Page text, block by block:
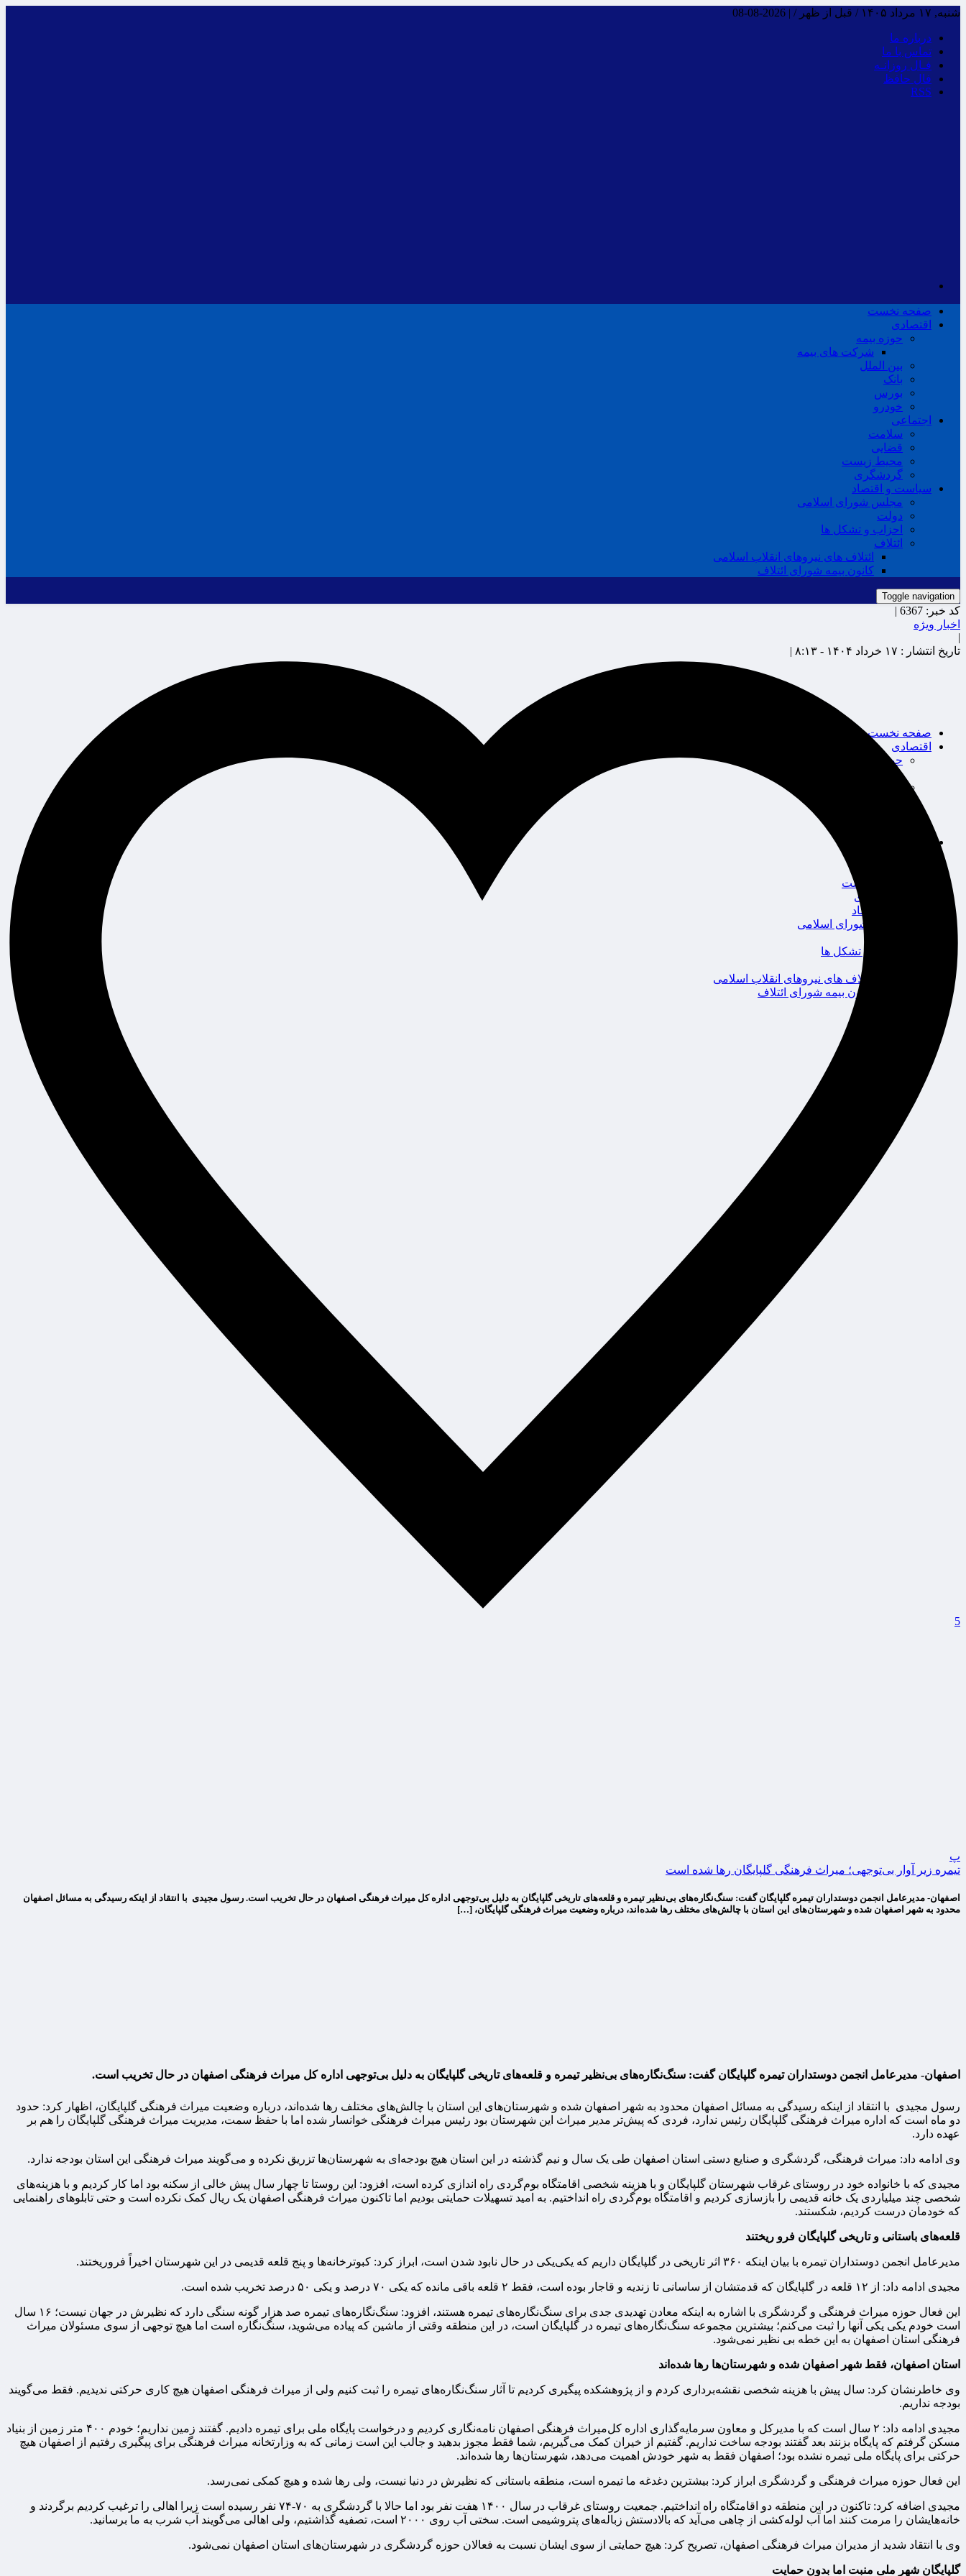
شنبه, ۱۷ مرداد ۱۴۰۵ / قبل از ظهر / |
2026-08-08
درباره ما
تماس با ما
فـال روزانـه
فال حافظ
RSS
صفحه نخست
اقتصادی
حوزه بیمه
شرکت های بیمه
بین الملل
بانک
بورس
خودرو
اجتماعی
سلامت
قضایی
محیط زیست
گردشگری
سیاست و اقتصاد
مجلس شورای اسلامی
دولت
احزاب و تشکل ها
ائتلاف
ائتلاف های نیروهای انقلاب اسلامی
کانون بیمه شورای ائتلاف
Toggle navigation
صفحه نخست
اقتصادی
حوزه بیمه
محیط زیست
گردشگری
سیاست و اقتصاد
مجلس شورای اسلامی
احزاب و تشکل ها
ائتلاف های نیروهای انقلاب اسلامی
کانون بیمه شورای ائتلاف
کد خبر: 6367 |
اخبار ویژه
|
تاریخ انتشار : ۱۷ خرداد ۱۴۰۴ - ۸:۱۳ |
5
پ
تیمره زیر آوار بی‌توجهی؛ میراث فرهنگی گلپایگان رها شده است
اصفهان- مدیرعامل انجمن دوستداران تیمره گلپایگان گفت: سنگ‌نگاره‌های بی‌نظیر تیمره و قلعه‌های تاریخی گلپایگان به دلیل بی‌توجهی اداره کل میراث فرهنگی اصفهان در حال تخریب‌ است. رسول مجیدی با انتقاد از اینکه رسیدگی به مسائل اصفهان
محدود به شهر اصفهان شده و شهرستان‌های این استان با چالش‌های مختلف رها شده‌اند، درباره وضعیت میراث فرهنگی گلپایگان، […]
اصفهان- مدیرعامل انجمن دوستداران تیمره گلپایگان گفت: سنگ‌نگاره‌های بی‌نظیر تیمره و قلعه‌های تاریخی گلپایگان به دلیل بی‌توجهی اداره کل میراث فرهنگی اصفهان در حال تخریب‌ است.
رسول مجیدی با انتقاد از اینکه رسیدگی به مسائل اصفهان محدود به شهر اصفهان شده و شهرستان‌های این استان با چالش‌های مختلف رها شده‌اند، درباره وضعیت میراث فرهنگی گلپایگان، اظهار کرد: حدود
دو ماه است که اداره میراث فرهنگی گلپایگان رئیس ندارد، فردی که پیش‌تر مدیر میراث این شهرستان بود رئیس میراث فرهنگی خوانسار شده اما با حفظ سمت، مدیریت میراث فرهنگی گلپایگان را هم بر
عهده دارد.‌
وی ادامه داد: میراث فرهنگی، گردشگری و صنایع دستی استان اصفهان طی یک سال و نیم گذشته در این استان هیچ بودجه‌ای به شهرستان‌ها تزریق نکرده و می‌گویند میراث فرهنگی این استان بودجه ندارد.
مجیدی که با خانواده خود در روستای غرقاب شهرستان گلپایگان و با هزینه شخصی اقامتگاه بوم‌گردی راه اندازی کرده است، افزود: این روستا تا چهار سال پیش خالی از سکنه بود اما کار کردیم و با هزینه‌های
شخصی چند میلیاردی یک خانه قدیمی را بازسازی کردیم و اقامتگاه بوم‌گردی راه انداختیم. به امید تسهیلات حمایتی بودیم اما تاکنون میراث فرهنگی اصفهان یک ریال کمک نکرده است و حتی تابلوهای راهنمایی
که خودمان درست کردیم، شکستند.
قلعه‌های باستانی و تاریخی گلپایگان فرو ریختند
مدیرعامل انجمن دوستداران تیمره با بیان اینکه ۳۶۰ اثر تاریخی در گلپایگان داریم که یکی‌یکی در حال نابود شدن است، ابراز کرد: کبوترخانه‌ها و پنج قلعه قدیمی در این شهرستان اخیراً فروریختند.
مجیدی ادامه داد: از ۱۲ قلعه در گلپایگان که قدمتشان از ساسانی تا زندیه و قاجار بوده است، فقط ۲ قلعه باقی مانده که یکی ۷۰ درصد و یکی ۵۰ درصد تخریب شده است.
این فعال حوزه میراث فرهنگی و گردشگری با اشاره به اینکه معادن تهدیدی جدی برای سنگ‌نگاره‌های تیمره هستند، افزود: سنگ‌نگاره‌های تیمره صد هزار گونه سنگی دارد که نظیرش در جهان نیست؛ ۱۶ سال
است خودم یکی یکی آنها را ثبت می‌کنم؛ بیشترین مجموعه سنگ‌نگاره‌های تیمره در گلپایگان است، در این منطقه وقتی از ماشین که پیاده می‌شوید، سنگ‌نگاره است اما هیچ توجهی از سوی مسئولان میراث
فرهنگی استان اصفهان به این خطه بی نظیر نمی‌شود.
استان اصفهان، فقط شهر اصفهان شده و شهرستان‌ها رها شده‌اند
وی خاطرنشان کرد: سال پیش با هزینه شخصی نقشه‌برداری کردم و از پژوهشکده پیگیری کردیم تا آثار سنگ‌نگاره‌های تیمره را ثبت کنیم ولی از میراث فرهنگی اصفهان هیچ کاری حرکتی ندیدیم. فقط می‌گویند
بودجه نداریم.
مجیدی ادامه داد: ۲ سال است که با مدیرکل و معاون سرمایه‌گذاری اداره کل‌میراث فرهنگی اصفهان نامه‌نگاری کردیم و درخواست پایگاه ملی برای تیمره دادیم. گفتند زمین نداریم؛ خودم ۴۰۰ متر زمین از بنیاد
مسکن گرفتم که پایگاه بزنند بعد گفتند بودجه ساخت نداریم. گفتیم از خیران کمک می‌گیریم، شما فقط مجوز بدهید و جالب این است زمانی که به وزارتخانه میراث فرهنگی برای پیگیری رفتیم از اصفهان هیچ
حرکتی برای پایگاه ملی تیمره نشده بود؛ اصفهان فقط به شهر خودش اهمیت می‌دهد، شهرستان‌ها رها شده‌اند.
این فعال حوزه میراث فرهنگی و گردشگری ابراز کرد: بیشترین دغدغه ما تیمره است، منطقه باستانی که نظیرش در دنیا نیست، ولی رها شده و هیچ کمکی نمی‌رسد.
مجیدی اضافه کرد: تاکنون در این منطقه دو اقامتگاه راه انداختیم. جمعیت روستای غرقاب در سال ۱۴۰۰ هفت نفر بود اما حالا با گردشگری به ۷۰-۷۴ نفر رسیده است زیرا اهالی را ترغیب کردیم برگردند و
خانه‌هایشان را مرمت کنند اما آب لوله‌کشی از چاهی می‌آید که بالادستش زباله‌های پتروشیمی است. سختی آب روی ۲۰۰۰ است، تصفیه گذاشتیم، ولی اهالی می‌گویند آب شرب به ما برسانید.
وی با انتقاد شدید از مدیران میراث فرهنگی اصفهان، تصریح کرد: هیچ حمایتی از سوی ایشان نسبت به فعالان حوزه گردشگری در شهرستان‌های استان اصفهان نمی‌شود.
گلپایگان شهر ملی منبت اما بدون حمایت